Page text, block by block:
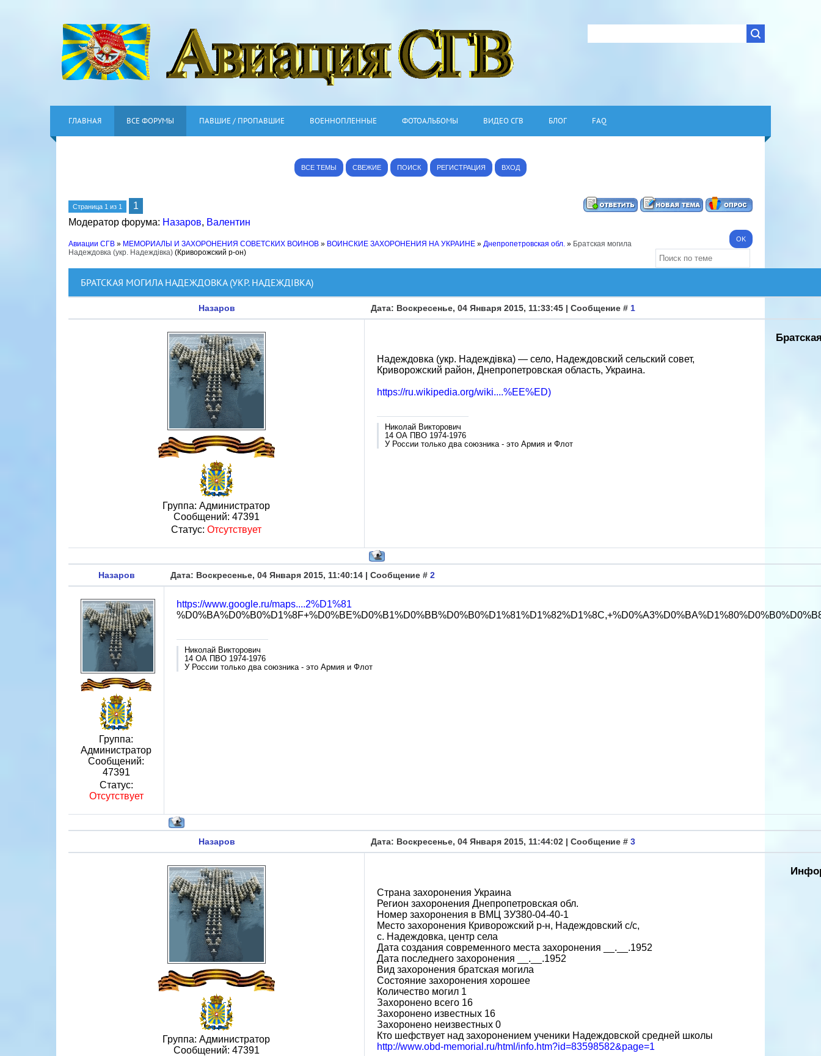
ГЛАВНАЯ ВСЕ ФОРУМЫ ПАВШИЕ / ПРОПАВШИЕ ВОЕННОПЛЕННЫЕ ФОТОАЛЬБОМЫ ВИДЕО СГВ БЛОГ FAQ
ВСЕ ТЕМЫ СВЕЖИЕ ПОИСК РЕГИСТРАЦИЯ ВХОД
Страница 1 из 1
1
Модератор форума: Назаров, Валентин
Авиации СГВ » МЕМОРИАЛЫ И ЗАХОРОНЕНИЯ СОВЕТСКИХ ВОИНОВ » ВОИНСКИЕ ЗАХОРОНЕНИЯ НА УКРАИНЕ » Днепропетровская обл. » Братская могила
Надеждовка (укр. Надеждівка) (Криворожский р-он)
БРАТСКАЯ МОГИЛА НАДЕЖДОВКА (УКР. НАДЕЖДІВКА)
Назаров Дата: Воскресенье, 04 Января 2015, 11:33:45 | Сообщение # 1
Группа: Администратор
Сообщений: 47391
Статус: Отсутствует
Надеждовка (укр. Надеждівка) — село, Надеждовский сельский совет,
Криворожский район, Днепропетровская область, Украина.
https://ru.wikipedia.org/wiki....%EE%ED)
Николай Викторович
14 ОА ПВО 1974-1976
У России только два союзника - это Армия и Флот
Назаров Дата: Воскресенье, 04 Января 2015, 11:40:14 | Сообщение # 2
Группа:
Администратор
Сообщений:
47391
Статус:
Отсутствует
https://www.google.ru/maps....2%D1%81
Николай Викторович
14 ОА ПВО 1974-1976
У России только два союзника - это Армия и Флот
Назаров Дата: Воскресенье, 04 Января 2015, 11:44:02 | Сообщение # 3
Группа: Администратор
Сообщений: 47391
Страна захоронения Украина
Регион захоронения Днепропетровская обл.
Номер захоронения в ВМЦ ЗУ380-04-40-1
Место захоронения Криворожский р-н, Надеждовский с/с,
с. Надеждовка, центр села
Дата создания современного места захоронения __.__.1952
Дата последнего захоронения __.__.1952
Вид захоронения братская могила
Состояние захоронения хорошее
Количество могил 1
Захоронено всего 16
Захоронено известных 16
Захоронено неизвестных 0
Кто шефствует над захоронением ученики Надеждовской средней школы
http://www.obd-memorial.ru/html/info.htm?id=83598582&page=1